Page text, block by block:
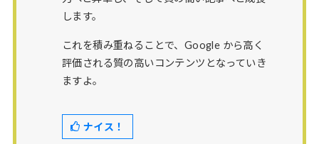
します。
これを積み重ねることで、Google から高く
評価される質の高いコンテンツとなっていき
ますよ。
ナイス！